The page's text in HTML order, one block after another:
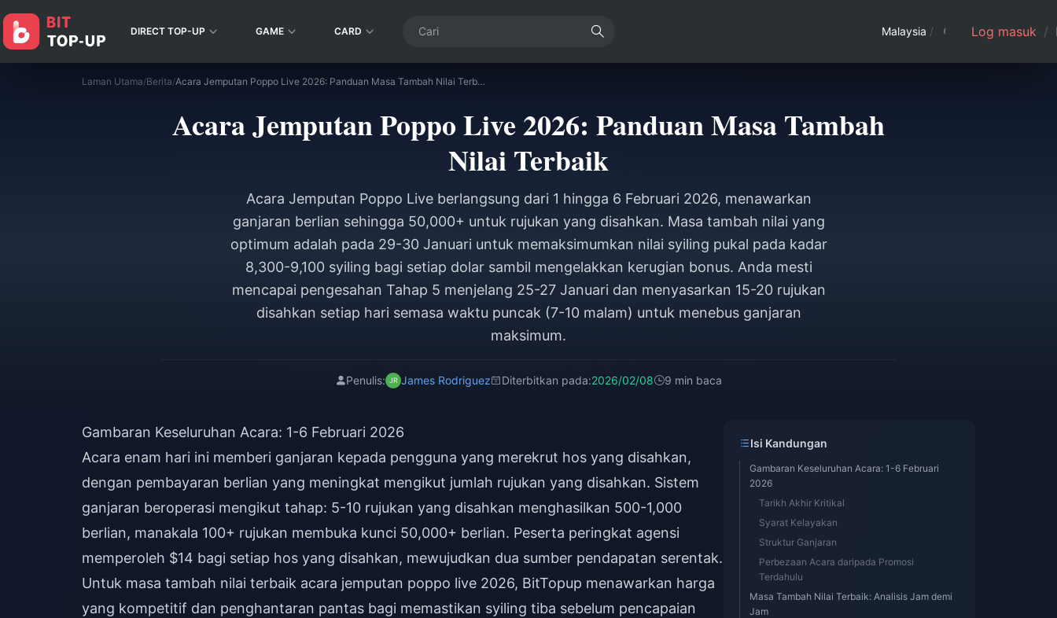
DIRECT TOP-UP GAME CARD Malaysia / Log masuk /
Laman Utama/Berita/ Acara Jemputan Poppo Live 2026: Panduan Masa Tambah Nilai Terbaik
Acara Jemputan Poppo Live 2026: Panduan Masa Tambah
Nilai Terbaik
Acara Jemputan Poppo Live berlangsung dari 1 hingga 6 Februari 2026, menawarkan
ganjaran berlian sehingga 50,000+ untuk rujukan yang disahkan. Masa tambah nilai yang
optimum adalah pada 29-30 Januari untuk memaksimumkan nilai syiling pukal pada kadar
8,300-9,100 syiling bagi setiap dolar sambil mengelakkan kerugian bonus. Anda mesti
mencapai pengesahan Tahap 5 menjelang 25-27 Januari dan menyasarkan 15-20 rujukan
disahkan setiap hari semasa waktu puncak (7-10 malam) untuk menebus ganjaran
maksimum.
Penulis: James Rodriguez Diterbitkan pada:2026/02/08 9 min baca
Gambaran Keseluruhan Acara: 1-6 Februari 2026
Acara enam hari ini memberi ganjaran kepada pengguna yang merekrut hos yang disahkan,
dengan pembayaran berlian yang meningkat mengikut jumlah rujukan yang disahkan. Sistem
ganjaran beroperasi mengikut tahap: 5-10 rujukan yang disahkan menghasilkan 500-1,000
berlian, manakala 100+ rujukan membuka kunci 50,000+ berlian. Peserta peringkat agensi
memperoleh $14 bagi setiap hos yang disahkan, mewujudkan dua sumber pendapatan serentak.
Untuk masa tambah nilai terbaik acara jemputan poppo live 2026, BitTopup menawarkan harga
yang kompetitif dan penghantaran pantas bagi memastikan syiling tiba sebelum pencapaian
Isi Kandungan
Gambaran Keseluruhan Acara: 1-6 Februari
2026
Tarikh Akhir Kritikal
Syarat Kelayakan
Struktur Ganjaran
Perbezaan Acara daripada Promosi
Terdahulu
Masa Tambah Nilai Terbaik: Analisis Jam demi
Jam